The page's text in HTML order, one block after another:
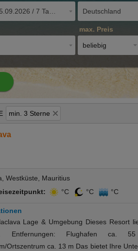
01.09.2026 - 15.09.2026 / 7 Tage Deutschland
max. Preis
beliebig
min. 3 Sterne
Westküste, Mauritius
°C °C °C
Lage & Umgebung Dieses Resort
Entfernungen: Flughafen ca.
Ortszentrum ca. 13 m Das bietet Ihre